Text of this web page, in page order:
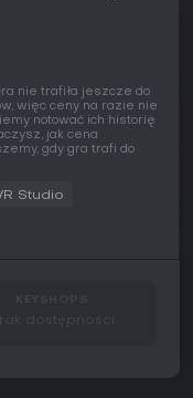
nie trafiła jeszcze do
więc ceny na razie nie
notować ich historię
jak cena
gdy gra trafi do
Studio
dostępności